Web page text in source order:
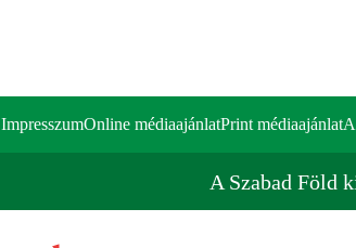
ImpresszumOnline médiaajánlatPrint médiaajánlat
A Szabad Föld